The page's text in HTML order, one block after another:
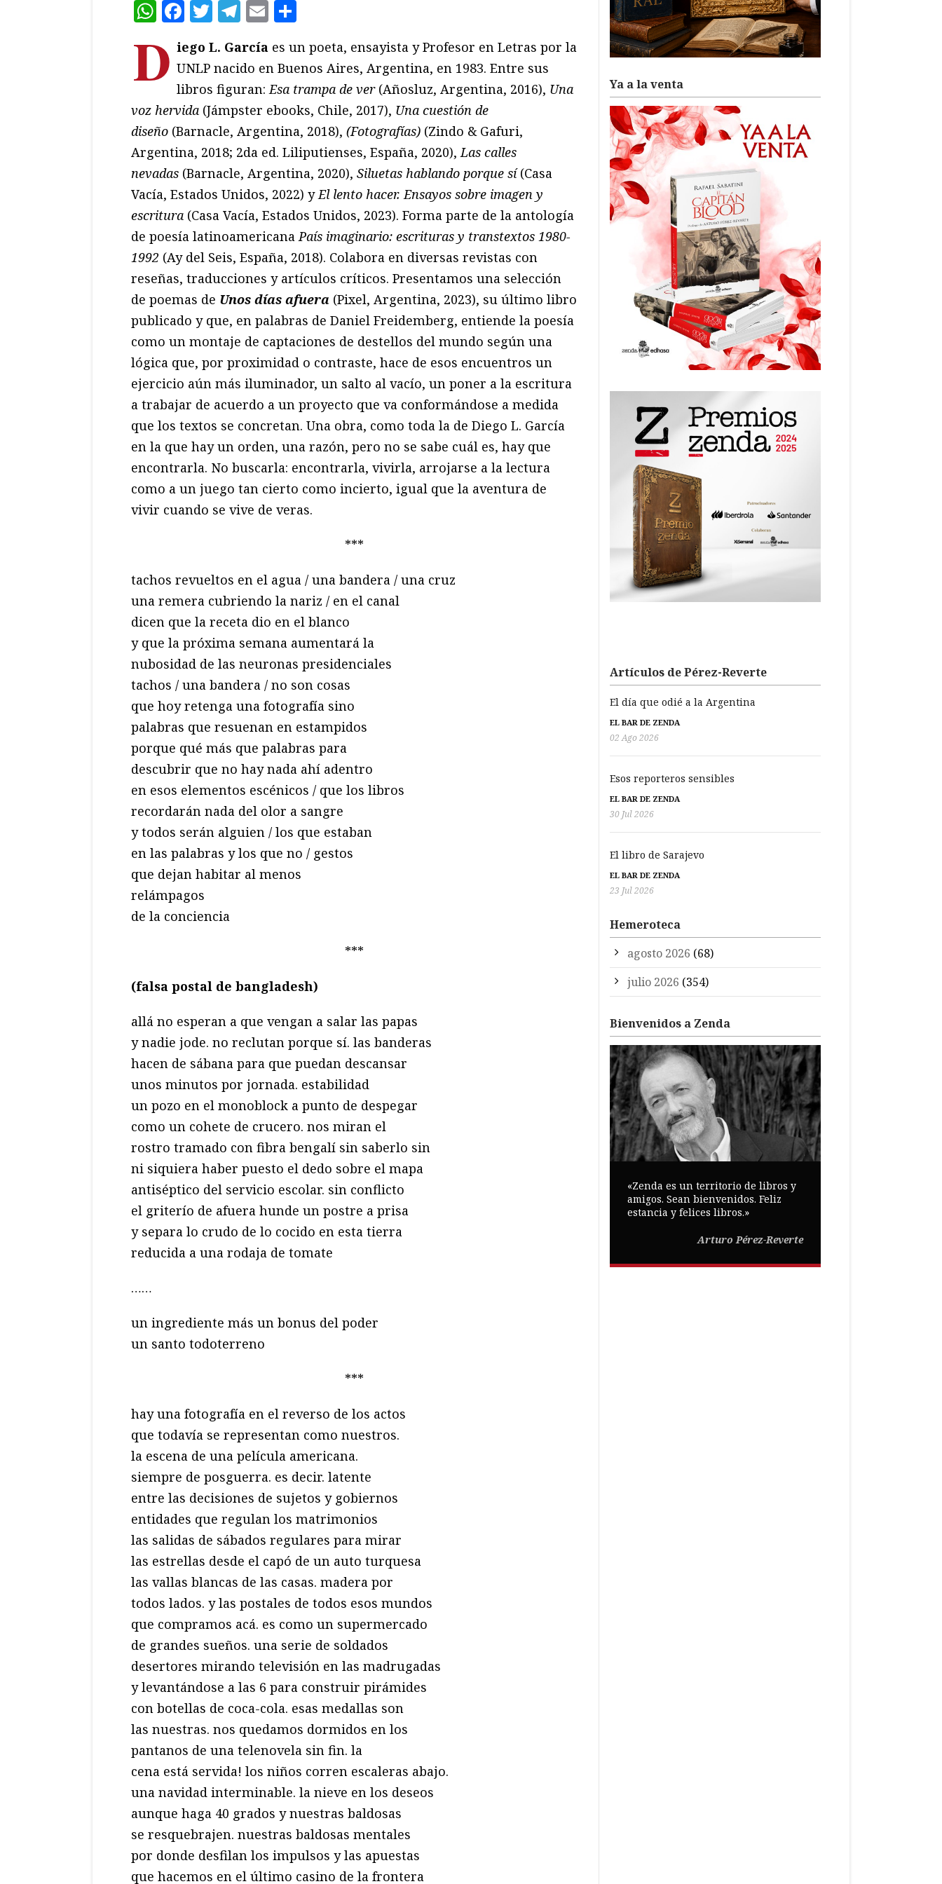
WhatsApp
Facebook
Twitter
Telegram
Email
D iego L. García es un poeta, ensayista y Profesor en Letras por la
UNLP nacido en Buenos Aires, Argentina, en 1983. Entre sus
libros figuran:Esa trampa de ver (Añosluz, Argentina, 2016), Una
voz hervida (Jámpster ebooks, Chile, 2017), Una cuestión de
diseño (Barnacle, Argentina, 2018), (Fotografías) (Zindo & Gafuri,
Argentina, 2018; 2da ed. Liliputienses, España, 2020),Las calles
nevadas (Barnacle, Argentina, 2020), Siluetas hablando porque sí(Casa
Vacía, Estados Unidos, 2022) yEl lento hacer. Ensayos sobre imagen y
escritura (Casa Vacía, Estados Unidos, 2023). Forma parte de la anto­logía
de poesía latinoamericanaPaís imaginario: escrituras y transtextos 1980-
1992 (Ay del Seis, España, 2018). Colabora en diversas revistas con
reseñas, traducciones y artículos críticos. Presentamos una selección
de poemas de Unos días afuera (Pixel, Argentina, 2023), su último libro
publicado y que, en palabras de Daniel Freidemberg, entiende la poesía
como un montaje de captaciones de destellos del mundo según una
lógica que, por proximidad o contraste, hace de esos encuentros un
ejercicio aún más iluminador, un salto al vacío, un poner a la escritura
a trabajar de acuerdo a un proyecto que va conformándose a medida
que los textos se concretan. Una obra, como toda la de Diego L. García
en la que hay un orden, una razón, pero no se sabe cuál es, hay que
encontrarla. No buscarla: encontrarla, vivirla, arrojarse a la lectura
como a un juego tan cierto como incierto, igual que la aventura de
vivir cuando se vive de veras.
***
tachos revueltos en el agua / una bandera / una cruz
una remera cubriendo la nariz / en el canal
dicen que la receta dio en el blanco
y que la próxima semana aumentará la
nubosidad de las neuronas presidenciales
tachos / una bandera / no son cosas
que hoy retenga una fotografía sino
palabras que resuenan en estampidos
porque qué más que palabras para
descubrir que no hay nada ahí adentro
en esos elementos escénicos / que los libros
recordarán nada del olor a sangre
y todos serán alguien / los que estaban
en las palabras y los que no / gestos
que dejan habitar al menos
relámpagos
de la conciencia
***
(falsa postal de bangladesh)
allá no esperan a que vengan a salar las papas
y nadie jode. no reclutan porque sí. las banderas
hacen de sábana para que puedan descansar
unos minutos por jornada. estabilidad
un pozo en el monoblock a punto de despegar
como un cohete de crucero. nos miran el
rostro tramado con fibra bengalí sin saberlo sin
ni siquiera haber puesto el dedo sobre el mapa
antiséptico del servicio escolar. sin conflicto
el griterío de afuera hunde un postre a prisa
y separa lo crudo de lo cocido en esta tierra
reducida a una rodaja de tomate
……
un ingrediente más un bonus del poder
un santo todoterreno
***
hay una fotografía en el reverso de los actos
que todavía se representan como nuestros.
la escena de una película americana.
siempre de posguerra. es decir. latente
entre las decisiones de sujetos y gobiernos
entidades que regulan los matrimonios
las salidas de sábados regulares para mirar
las estrellas desde el capó de un auto turquesa
las vallas blancas de las casas. madera por
todos lados. y las postales de todos esos mundos
que compramos acá. es como un supermercado
de grandes sueños. una serie de soldados
desertores mirando televisión en las madrugadas
y levantándose a las 6 para construir pirámides
con botellas de coca-cola. esas medallas son
las nuestras. nos quedamos dormidos en los
pantanos de una telenovela sin fin. la
cena está servida! los niños corren escaleras abajo.
una navidad interminable. la nieve en los deseos
aunque haga 40 grados y nuestras baldosas
se resquebrajen. nuestras baldosas mentales
por donde desfilan los impulsos y las apuestas
que hacemos en el último casino de la frontera
Ya a la venta
Artículos de Pérez-Reverte
El día que odié a la Argentina
EL BAR DE ZENDA
02 Ago 2026
Esos reporteros sensibles
EL BAR DE ZENDA
30 Jul 2026
El libro de Sarajevo
EL BAR DE ZENDA
23 Jul 2026
Hemeroteca
agosto 2026 (68)
julio 2026 (354)
Bienvenidos a Zenda
«Zenda es un territorio de libros y
amigos. Sean bienvenidos. Feliz
estancia y felices libros.»
Arturo Pérez-Reverte